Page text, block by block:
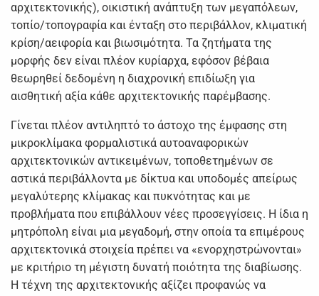
αρχιτεκτονικής), οικιστική ανάπτυξη των μεγαπόλεων,
τοπίο/τοπογραφία και ένταξη στο περιβάλλον, κλιματική
κρίση/αειφορία και βιωσιμότητα. Τα ζητήματα της
μορφής δεν είναι πλέον κυρίαρχα, εφόσον βέβαια
θεωρηθεί δεδομένη η διαχρονική επιδίωξη για
αισθητική αξία κάθε αρχιτεκτονικής παρέμβασης.
Γίνεται πλέον αντιληπτό το άστοχο της έμφασης στη
μικροκλίμακα φορμαλιστικά αυτοαναφορικών
αρχιτεκτονικών αντικειμένων, τοποθετημένων σε
αστικά περιβάλλοντα με δίκτυα και υποδομές απείρως
μεγαλύτερης κλίμακας και πυκνότητας και με
προβλήματα που επιβάλλουν νέες προσεγγίσεις. Η ίδια η
μητρόπολη είναι μια μεγαδομή, στην οποία τα επιμέρους
αρχιτεκτονικά στοιχεία πρέπει να «ενορχηστρώνονται»
με κριτήριο τη μέγιστη δυνατή ποιότητα της διαβίωσης.
Η τέχνη της αρχιτεκτονικής αξίζει προφανώς να